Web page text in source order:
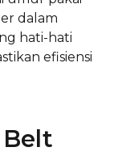
dalam
hati-hati
efisiensi
Belt